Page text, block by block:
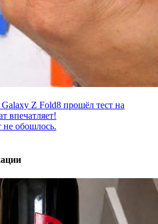
Z Fold8 прошёл тест на
впечатляет!
не обошлось.